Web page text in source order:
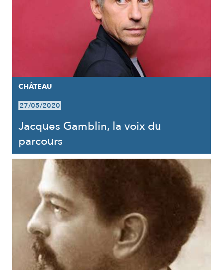
CHÂTEAU
27/05/2020
Jacques Gamblin, la voix du
parcours